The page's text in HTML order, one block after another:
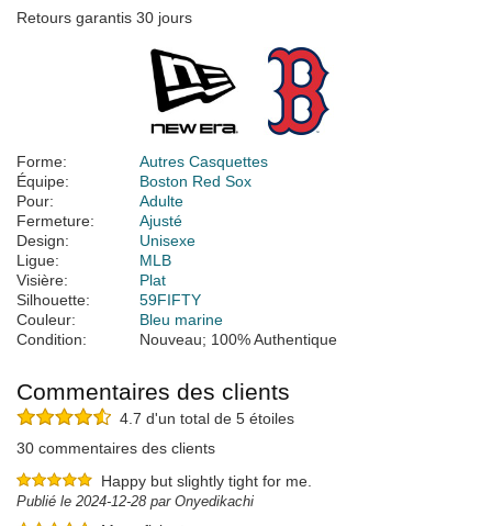
Retours garantis 30 jours
Forme:
Autres Casquettes
Équipe:
Boston Red Sox
Pour:
Adulte
Fermeture:
Ajusté
Design:
Unisexe
Ligue:
MLB
Visière:
Plat
Silhouette:
59FIFTY
Couleur:
Bleu marine
Condition:
Nouveau; 100% Authentique
Commentaires des clients
4.7 d'un total de 5 étoiles
30 commentaires des clients
Happy but slightly tight for me.
Publié le 2024-12-28 par Onyedikachi